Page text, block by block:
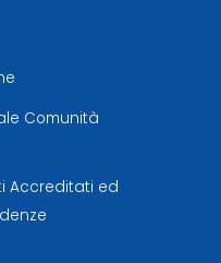
Comunità
Accreditati ed